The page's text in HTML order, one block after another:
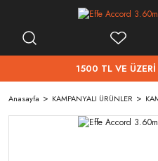
1500 TL VE
Anasayfa KAMPANYALI ÜRÜNLER